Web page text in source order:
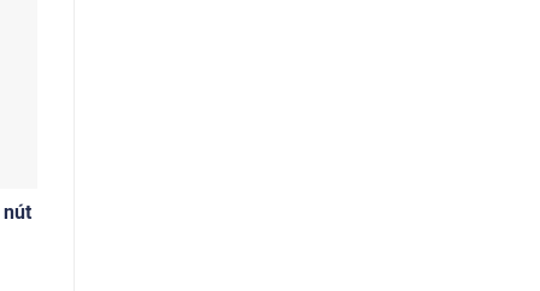
nút